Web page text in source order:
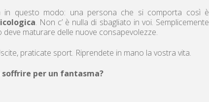
in questo modo: una persona che si comporta così è
. Non c’ è nulla di sbagliato in voi. Semplicemente
maturare delle nuove consapevolezze.
praticate sport. Riprendete in mano la vostra vita.
soffrire per un fantasma?